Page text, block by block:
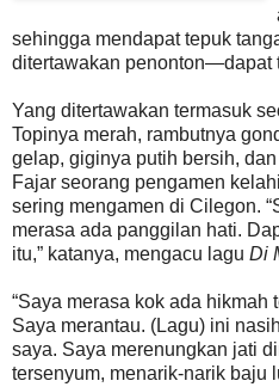
sehingga mendapat tepuk
ditertawakan penonton—dapat
Yang ditertawakan termasuk
Topinya merah, rambutnya
gelap, giginya putih bersih,
Fajar seorang pengamen
sering mengamen di Cilegon.
merasa ada panggilan hati.
itu,” katanya, mengacu lagu Di
“Saya merasa kok ada hikmah
Saya merantau. (Lagu) ini
saya. Saya merenungkan jati
tersenyum, menarik-narik baju